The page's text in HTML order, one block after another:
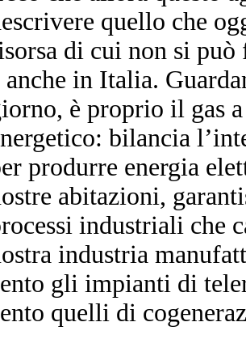
quello che
di cui non si può
anche in Italia.
è proprio il gas
bilancia
produrre energia
abitazioni,
industriali che
industria
gli impianti di
quelli di